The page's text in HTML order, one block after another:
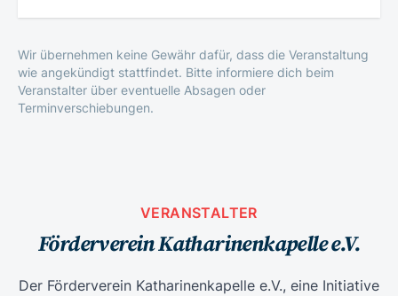
Wir übernehmen keine Gewähr dafür, dass die Veranstaltung
wie angekündigt stattfindet. Bitte informiere dich beim
Veranstalter über eventuelle Absagen oder
Terminverschiebungen.
VERANSTALTER
Förderverein Katharinenkapelle e.V.
Der Förderverein Katharinenkapelle e.V., eine Initiative